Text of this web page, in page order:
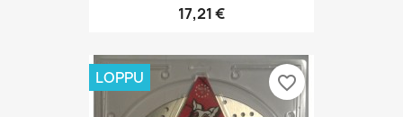
17,21 €
LOPPU favorite_border